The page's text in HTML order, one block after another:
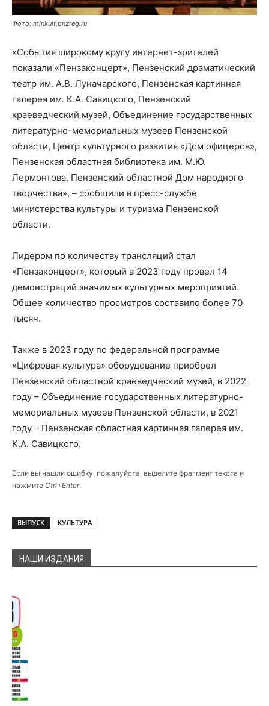
Фото: minkult.pnzreg.ru
«События широкому кругу интернет-зрителей
показали «Пензаконцерт», Пензенский драматический
театр им. А.В. Луначарского, Пензенская картинная
галерея им. К.А. Савицкого, Пензенский
краеведческий музей, Объединение государственных
литературно-мемориальных музеев Пензенской
области, Центр культурного развития «Дом офицеров»,
Пензенская областная библиотека им. М.Ю.
Лермонтова, Пензенский областной Дом народного
творчества», – сообщили в пресс-службе
министерства культуры и туризма Пензенской
области.
Лидером по количеству трансляций стал
«Пензаконцерт», который в 2023 году провел 14
демонстраций значимых культурных мероприятий.
Общее количество просмотров составило более 70
тысяч.
Также в 2023 году по федеральной программе
«Цифровая культура» оборудование приобрел
Пензенский областной краеведческий музей, в 2022
году – Объединение государственных литературно-
мемориальных музеев Пензенской области, в 2021
году – Пензенская областная картинная галерея им.
К.А. Савицкого.
Если вы нашли ошибку, пожалуйста, выделите фрагмент текста и
нажмите Ctrl+Enter.
ВЫПУСК КУЛЬТУРА
НАШИ ИЗДАНИЯ